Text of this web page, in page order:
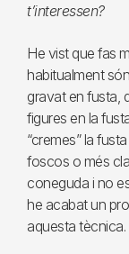
t’interessen?
He vist que fas
habitualment són
gravat en fusta,
figures en la
“cremes” la
foscos o més
coneguda i no
he acabat un
aquesta tècnica.